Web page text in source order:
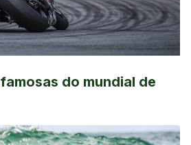
do mundial de